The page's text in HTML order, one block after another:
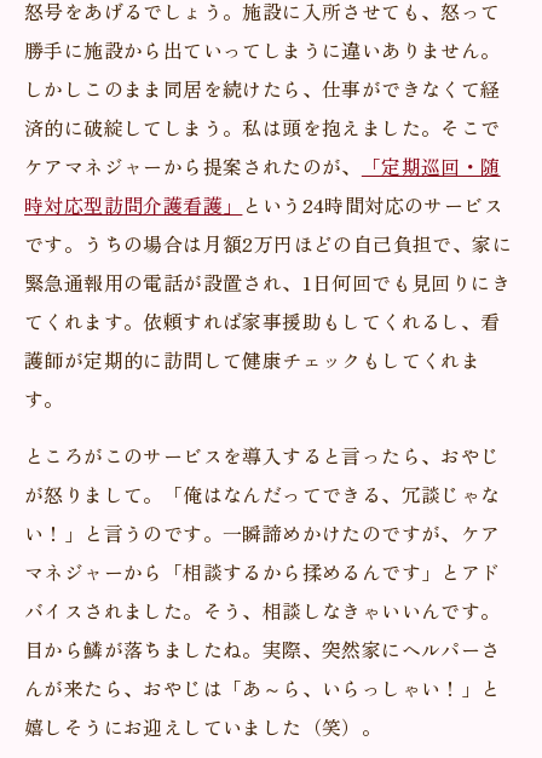
怒号をあげるでしょう。施設に入所させても、怒って
勝手に施設から出ていってしまうに違いありません。
しかしこのまま同居を続けたら、仕事ができなくて経
済的に破綻してしまう。私は頭を抱えました。そこで
ケアマネジャーから提案されたのが、
「定期巡回・随
時対応型訪問介護看護」 という24時間対応のサービス
です。うちの場合は月額2万円ほどの自己負担で、家に
緊急通報用の電話が設置され、1日何回でも見回りにき
てくれます。依頼すれば家事援助もしてくれるし、看
護師が定期的に訪問して健康チェックもしてくれま
す。
ところがこのサービスを導入すると言ったら、おやじ
が怒りまして。「俺はなんだってできる、冗談じゃな
い！」と言うのです。一瞬諦めかけたのですが、ケア
マネジャーから「相談するから揉めるんです」とアド
バイスされました。そう、相談しなきゃいいんです。
目から鱗が落ちましたね。実際、突然家にヘルパーさ
んが来たら、おやじは「あ～ら、いらっしゃい！」と
嬉しそうにお迎えしていました（笑）。